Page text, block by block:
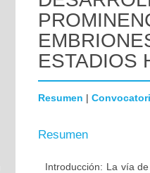
ESTADIOS
Resumen |
Resumen
Introducción: La vía